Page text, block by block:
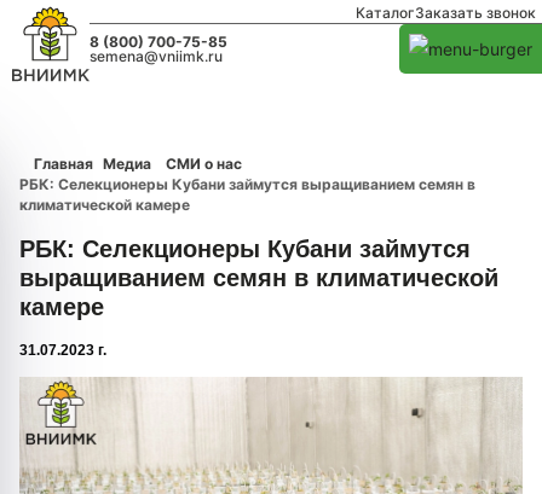
КаталогЗаказать звонок
8 (800) 700-75-85
semena@vniimk.ru
Главная Медиа
СМИ о нас
РБК: Селекционеры Кубани займутся выращиванием семян в
климатической камере
РБК: Селекционеры Кубани займутся
выращиванием семян в климатической
камере
31.07.2023 г.